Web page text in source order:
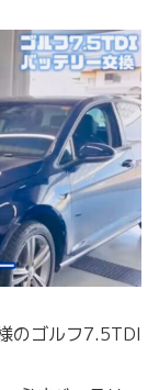
のゴルフ7.5TDI